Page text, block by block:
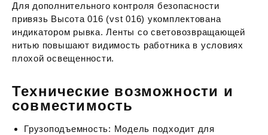
Для дополнительного контроля безопасности
привязь Высота 016 (vst 016) укомплектована
индикатором рывка. Ленты со световозвращающей
нитью повышают видимость работника в условиях
плохой освещенности.
Технические возможности и
совместимость
Грузоподъемность: Модель подходит для